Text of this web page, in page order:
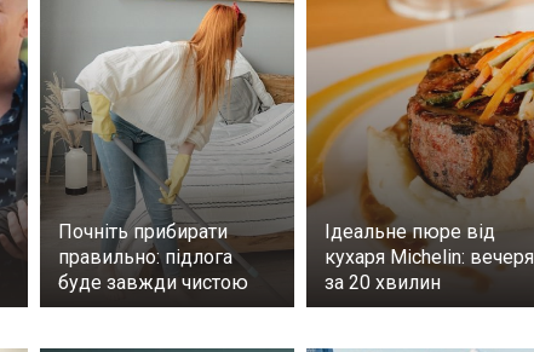
Почніть прибирати
правильно: підлога
буде завжди чистою
Ідеальне пюре від
кухаря Michelin: вечеря
за 20 хвилин